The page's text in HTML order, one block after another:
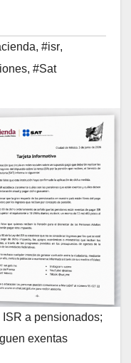
, #isr,
, #Sat
a pensionados;
exentas